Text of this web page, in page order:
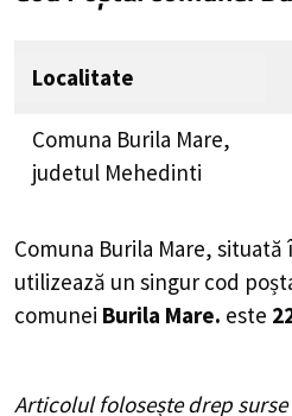
Localitate
Comuna Burila Mare,
judetul Mehedinti
Comuna Burila Mare,
utilizează un singur cod
comunei Burila Mare. este
Articolul folosește drep